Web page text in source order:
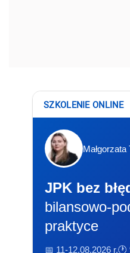
SZKOLENIE ONLINE
JPK bez
bilansowo-
praktyce
📅 11-12.08.2026 r.🕐